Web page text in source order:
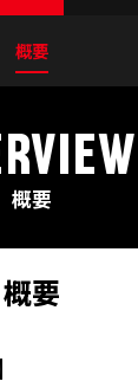
概要
概要
概要